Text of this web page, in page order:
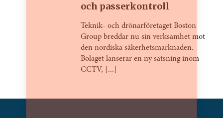
och passerkontroll
Teknik- och drönarföretaget Boston
Group breddar nu sin verksamhet mot
den nordiska säkerhetsmarknaden.
Bolaget lanserar en ny satsning inom
CCTV, [...]